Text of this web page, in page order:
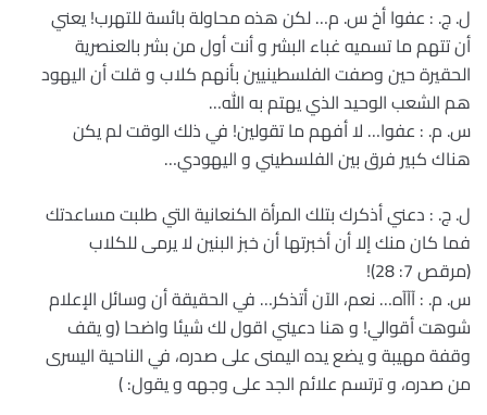
ل. ج. : عفوا أخ س. م… لكن هذه محاولة بائسة للتهرب! يعني
أن تتهم ما تسميه غباء البشر و أنت أول من بشر بالعنصرية
الحقيرة حين وصفت الفلسطينيين بأنهم كلاب و قلت أن اليهود
هم الشعب الوحيد الذي يهتم به الله…
س. م. : عفوا… لا أفهم ما تقولين! في ذلك الوقت لم يكن
هناك كبير فرق بين الفلسطيني و اليهودي…
ل. ج. : دعني أذكرك بتلك المرأة الكنعانية التي طلبت مساعدتك
فما كان منك إلا أن أخبرتها أن خبز البنين لا يرمى للكلاب
(مرقص 7: 28)!
س. م. : آآآه… نعم، الآن أتذكر… في الحقيقة أن وسائل الإعلام
شوهت أقوالي! و هنا دعيني اقول لك شيئا واضحا (و يقف
وقفة مهيبة و يضع يده اليمنى على صدره، في الناحية اليسرى
من صدره، و ترتسم علائم الجد على وجهه و يقول: )